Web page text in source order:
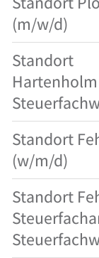
(m/w/d)
Standort
Standort
(w/m/d)
Standort